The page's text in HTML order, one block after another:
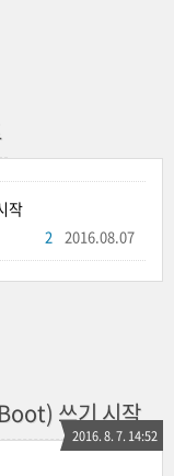
작
2016.08.07
2
쓰기 시작
2016. 8. 7. 14:52